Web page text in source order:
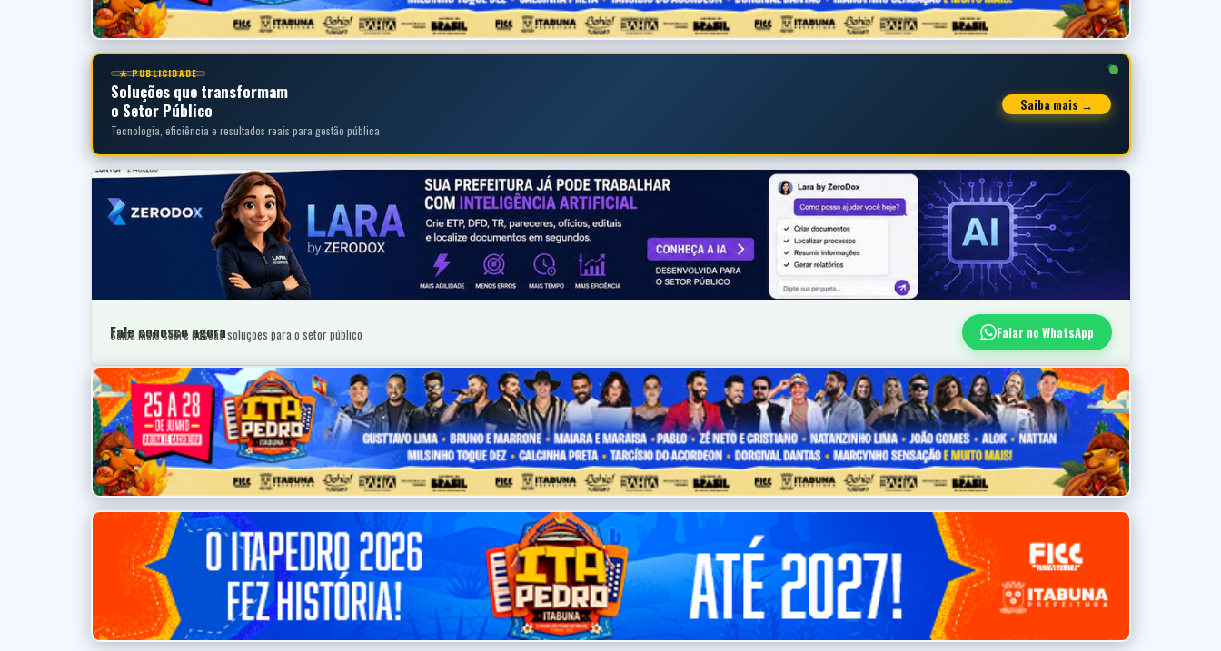
★ PUBLICIDADE
Soluções que transformam
o Setor Público
Tecnologia, eficiência e resultados reais para gestão pública
Saiba mais →
Fale conosco agora
Saiba mais sobre nossas soluções para o setor público Falar no WhatsApp